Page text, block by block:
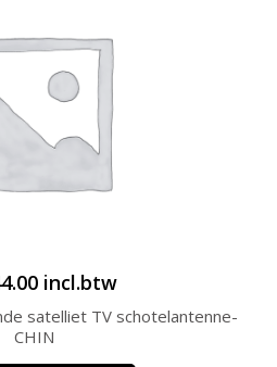
incl.btw
satelliet TV schotelantenne-
CHIN